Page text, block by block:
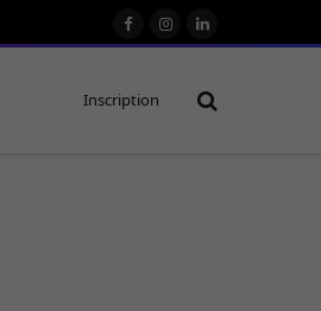
FacebookInstagram
LinkedIn
Inscription